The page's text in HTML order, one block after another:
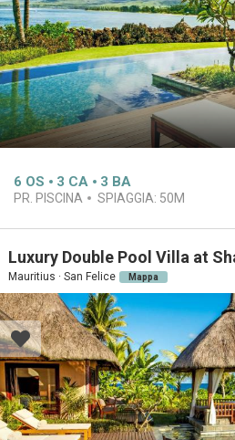
6 OS 3 CA 3 BA
PR. PISCINA SPIAGGIA: 50M
Luxury Double Pool Villa at
Mauritius · San Felice Mappa